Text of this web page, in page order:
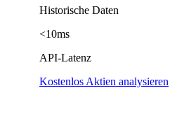
Historische Daten
<10ms
API-Latenz
Kostenlos Aktien analysieren